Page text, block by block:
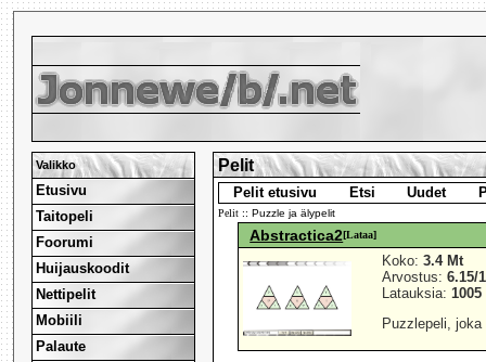
Valikko
Etusivu
Taitopeli
Foorumi
Huijauskoodit
Nettipelit
Mobiili
Palaute
Pelit
Pelit etusivu Etsi Uudet
Pelit :: Puzzle ja älypelit
Abstractica2[Lataa]
Koko:3.4 Mt
Arvostus:6.15/
Latauksia:1005
Puzzlepeli,